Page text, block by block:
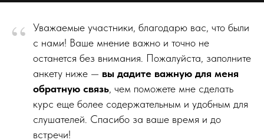
“
Уважаемые участники, благодарю вас, что были
с нами! Ваше мнение важно и точно не
останется без внимания. Пожалуйста, заполните
анкету ниже — вы дадите важную для меня
обратную связь, чем поможете мне сделать
курс еще более содержательным и удобным для
слушателей. Спасибо за ваше время и до
встречи!